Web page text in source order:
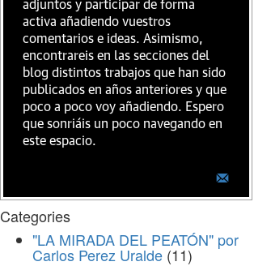
adjuntos y participar de forma
activa añadiendo vuestros
comentarios e ideas. Asimismo,
encontrareis en las secciones del
blog distintos trabajos que han sido
publicados en años anteriores y que
poco a poco voy añadiendo. Espero
que sonriáis un poco navegando en
este espacio.
Categories
"LA MIRADA DEL PEATÓN" por
Carlos Perez Uralde (11)